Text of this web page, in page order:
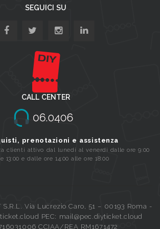
SEGUICI SU
CALL CENTER
prenotazioni e assistenza
clienti attivo dal lunedi al venerdi dalle ore 9:00
13:00 e dalle ore 14:00 alle ore 18:00
S.R.L. Via Lucrezio Caro, 51 – 00193 Roma -
PEC: mail@pec.diyticket.cloud
CCIAA/REA RM1671472